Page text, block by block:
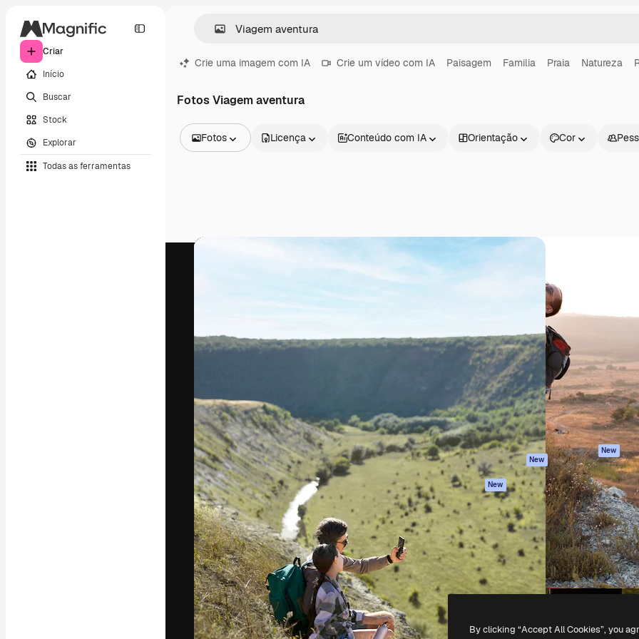
Criar
Início
Buscar
Stock
Explorar
Todas as ferramentas
Crie uma imagem com IA Crie um vídeo com IA Paisagem Familia Praia Natureza
Fotos Viagem aventura
Fotos
Vídeos
Licença Conteúdo com IA Orientação Cor
seu melhor trabalho. Mais de 1 milhão de
Spaces
Assistente de IA
Gerador de
imagens
Gerador de vídeos
Texto para voz
Conteúdo de stock
MCP para
Claude/ChatGPT
New
Agentes New
App móvel
Todas as
ferramentas
Começar
Academy
Documentação
Atendimento
Termos e
condições
Política de
privacidade
Originais New
Política de
Central de
confiabilidade
Afiliados
Empresas
Copyright © 2010-2026Freepik Company S.L.U. Todos os direitos reservados.
By clicking “Accept All Cookies”, you